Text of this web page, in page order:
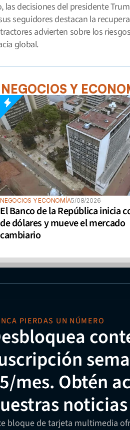
decisiones del presidente
seguidores destacan la
advierten sobre los
global.
NEGOCIOS Y
NEGOCIOS Y ECONOMÍA5/08/2026
El Banco de la República inicia
de dólares y mueve el mercado
cambiario
PIERDAS UN NÚMERO
mes. Obtén
bloque de tarjeta multimedia